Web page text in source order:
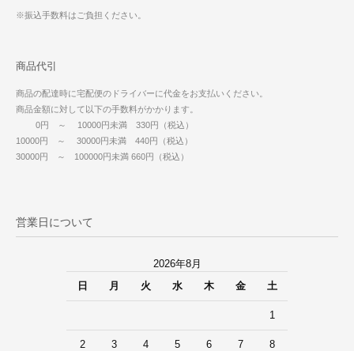
※振込手数料はご負担ください。
商品代引
商品の配達時に宅配便のドライバーに代金をお支払いください。
商品金額に対して以下の手数料がかかります。
0円 ～ 10000円未満 330円（税込）
10000円 ～ 30000円未満 440円（税込）
30000円 ～ 100000円未満 660円（税込）
営業日について
2026年8月
日
月 火 水 木 金 土
1
2 3 4 5 6 7 8